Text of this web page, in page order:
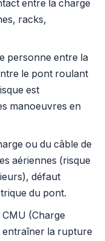
entre la charge
racks,
personne entre la
le pont roulant
est
manoeuvres en
ou du câble de
aériennes (risque
défaut
du pont.
(Charge
entraîner la rupture